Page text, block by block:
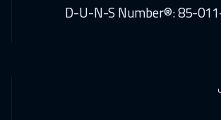
D-U-N-S Number®: 85-